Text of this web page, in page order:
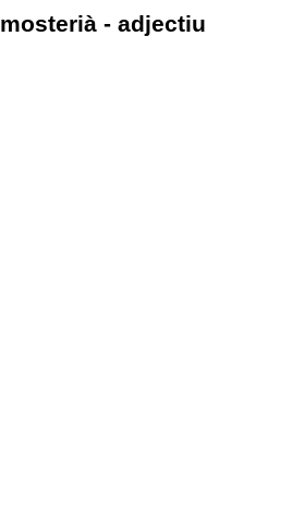
mosterià - adjectiu